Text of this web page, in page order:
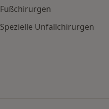
Fußchirurgen
Spezielle Unfallchirurgen